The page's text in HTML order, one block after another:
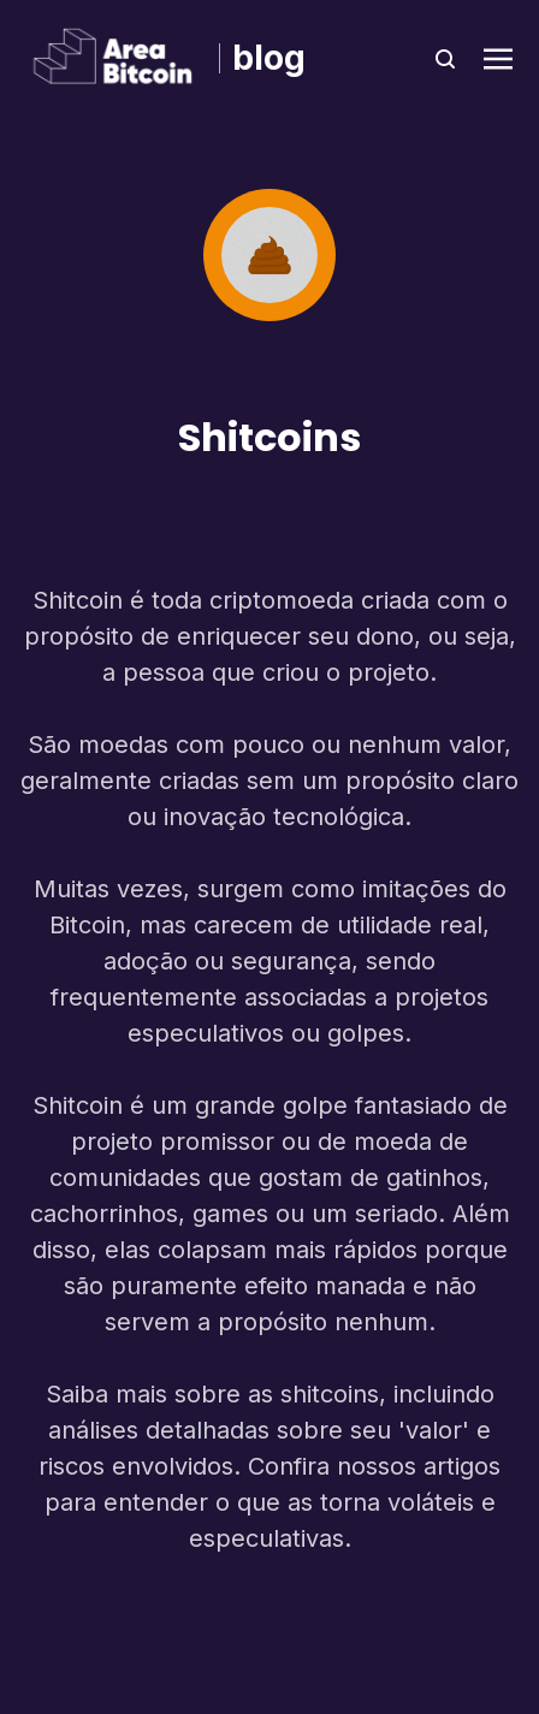
blog
Shitcoins
Shitcoin é toda criptomoeda criada com o
propósito de enriquecer seu dono, ou seja,
a pessoa que criou o projeto.
São moedas com pouco ou nenhum valor,
geralmente criadas sem um propósito claro
ou inovação tecnológica.
Muitas vezes, surgem como imitações do
Bitcoin, mas carecem de utilidade real,
adoção ou segurança, sendo
frequentemente associadas a projetos
especulativos ou golpes.
Shitcoin é um grande golpe fantasiado de
projeto promissor ou de moeda de
comunidades que gostam de gatinhos,
cachorrinhos, games ou um seriado. Além
disso, elas colapsam mais rápidos porque
são puramente efeito manada e não
servem a propósito nenhum.
Saiba mais sobre as shitcoins, incluindo
análises detalhadas sobre seu 'valor' e
riscos envolvidos. Confira nossos artigos
para entender o que as torna voláteis e
especulativas.